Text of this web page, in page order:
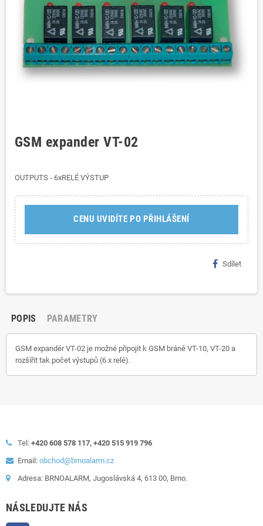
GSM expander VT-02
OUTPUTS - 6xRELÉ VÝSTUP
CENU UVIDÍTE PO PŘIHLÁŠENÍ
Sdílet
POPIS PARAMETRY
GSM expandér VT-02 je možné připojit k GSM bráně VT-10, VT-20 a
rozšířit tak počet výstupů (6 x relé).
Tel: +420 608 578 117, +420 515 919 796
Email: obchod@brnoalarm.cz
Adresa: BRNOALARM, Jugoslávská 4, 613 00, Brno.
NÁSLEDUJTE NÁS